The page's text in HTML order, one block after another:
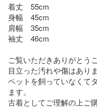
着丈　55cm
身幅　45cm
肩幅　35cm
袖丈　46cm
ご覧いただきありがとう
目立った汚れや傷はありま
ペットを飼っていなくて
ます。
古着としてご理解の上ご